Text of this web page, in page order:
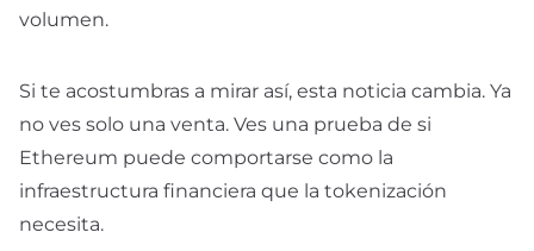
volumen.
Si te acostumbras a mirar así, esta noticia cambia. Ya
no ves solo una venta. Ves una prueba de si
Ethereum puede comportarse como la
infraestructura financiera que la tokenización
necesita.